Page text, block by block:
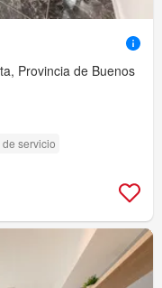
Provincia de Buenos
servicio